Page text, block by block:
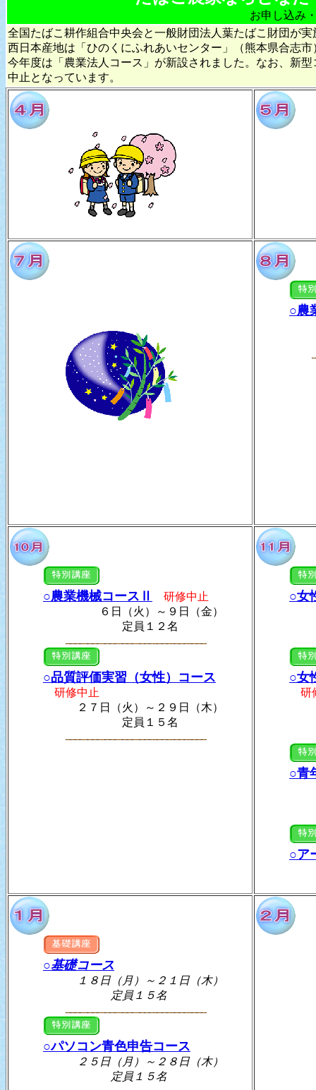
お申し込み
全国たばこ耕作組合中央会と一般財団法人葉たばこ財団が
西日本産地は「ひのくにふれあいセンター」（熊本県合志
今年度は「農業法人コース」が新設されました。なお、新
中止となっています。
○農
○農業機械コースⅡ
研修中止
６日（火）～９日（金）
定員１２名
○品質評価実習（女性）コース
研修中止
２７日（火）～２９日（木）
定員１５名
○女
○女
研
○青
○ア
○基礎コース
１８日（月）～２１日（木）
定員１５名
○パソコン青色申告コース
２５日（月）～２８日（木）
定員１５名